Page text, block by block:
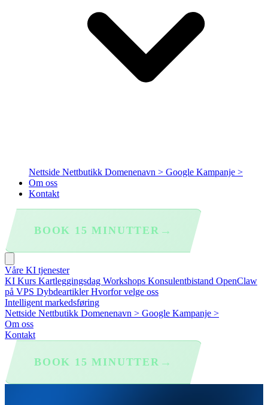
Nettside Nettbutikk Domenenavn > Google Kampanje >
Om oss
Kontakt
BOOK 15 MINUTTER →
Våre KI tjenester
KI Kurs Kartleggingsdag Workshops Konsulentbistand OpenClaw
på VPS DybdeartiklerHvorfor velge oss
Intelligent markedsføring
Nettside Nettbutikk Domenenavn > Google Kampanje >
Om oss
Kontakt
BOOK 15 MINUTTER →